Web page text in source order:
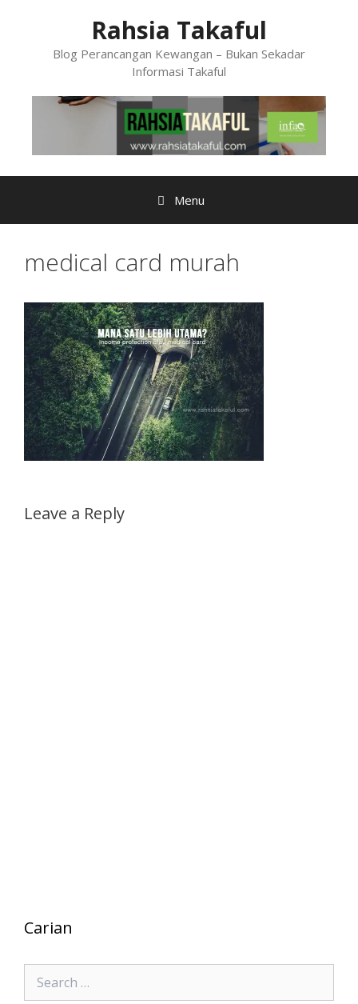
Rahsia Takaful
Blog Perancangan Kewangan – Bukan Sekadar
Informasi Takaful
Menu
medical card murah
Leave a Reply
Carian
Search
for: